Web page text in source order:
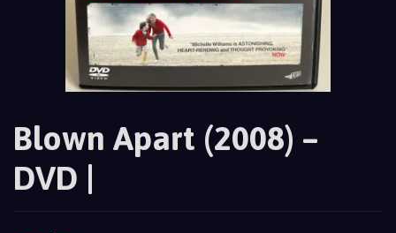
Blown Apart (2008) –
DVD |